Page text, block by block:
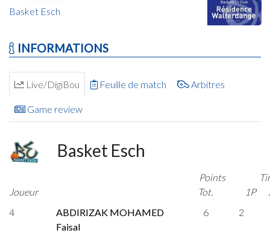
Basket Esch
INFORMATIONS
Live/DigiBou Feuille de match Arbitres
Game review
Basket Esch
Joueur
Points
Tot.
1P
4
ABDIRIZAK MOHAMED
Faisal
6 2